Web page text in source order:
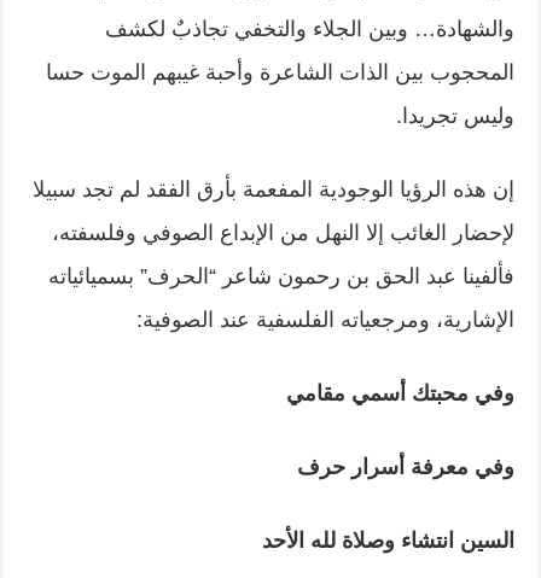
والشهادة… وبين الجلاء والتخفي تجاذبٌ لكشف
المحجوب بين الذات الشاعرة وأحبة غيبهم الموت حسا
وليس تجريدا.
إن هذه الرؤيا الوجودية المفعمة بأرق الفقد لم تجد سبيلا
لإحضار الغائب إلا النهل من الإبداع الصوفي وفلسفته،
فألفينا عبد الحق بن رحمون شاعر “الحرف” بسميائياته
الإشارية، ومرجعياته الفلسفية عند الصوفية:
وفي محبتك أسمي مقامي
وفي معرفة أسرار حرف
السين انتشاء وصلاة لله الأحد